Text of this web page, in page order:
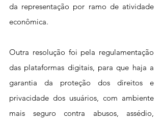
da representação por ramo de atividade
econômica.
Outra resolução foi pela regulamentação
das plataformas digitais, para que haja a
garantia da proteção dos direitos e
privacidade dos usuários, com ambiente
mais seguro contra abusos, assédio,